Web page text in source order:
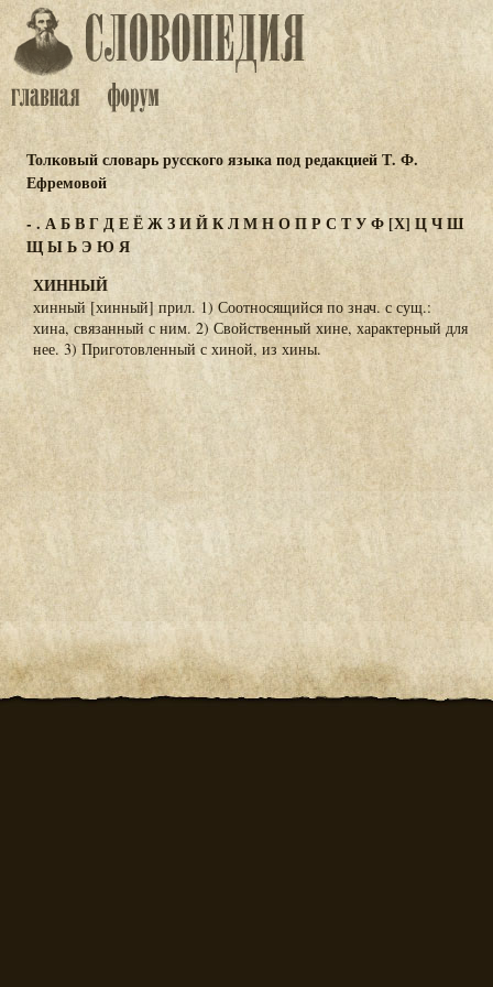
Толковый словарь русского языка под редакцией Т. Ф.
Ефремовой
- . АБВГДЕЁЖЗИЙКЛМНОПР С ТУФ [Х] ЦЧШ
ЩЫЬЭ ЮЯ
ХИННЫЙ
хинный [хинный] прил. 1) Соотносящийся по знач. с сущ.:
хина, связанный с ним. 2) Свойственный хине, характерный для
нее. 3) Приготовленный с хиной, из хины.